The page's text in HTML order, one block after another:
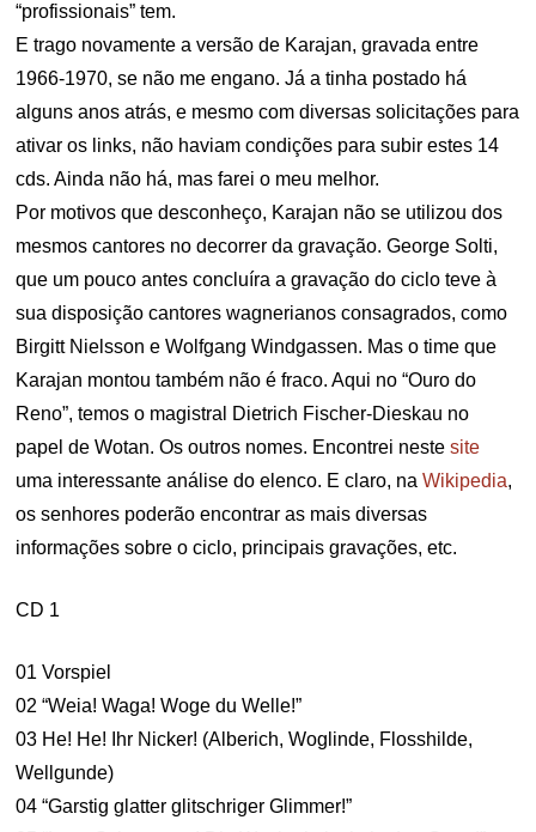
“profissionais” tem.
E trago novamente a versão de Karajan, gravada entre
1966-1970, se não me engano. Já a tinha postado há
alguns anos atrás, e mesmo com diversas solicitações para
ativar os links, não haviam condições para subir estes 14
cds. Ainda não há, mas farei o meu melhor.
Por motivos que desconheço, Karajan não se utilizou dos
mesmos cantores no decorrer da gravação. George Solti,
que um pouco antes concluíra a gravação do ciclo teve à
sua disposição cantores wagnerianos consagrados, como
Birgitt Nielsson e Wolfgang Windgassen. Mas o time que
Karajan montou também não é fraco. Aqui no “Ouro do
Reno”, temos o magistral Dietrich Fischer-Dieskau no
papel de Wotan. Os outros nomes. Encontrei nestesite
uma interessante análise do elenco. E claro, naWikipedia,
os senhores poderão encontrar as mais diversas
informações sobre o ciclo, principais gravações, etc.
CD 1
01 Vorspiel
02 “Weia! Waga! Woge du Welle!”
03 He! He! Ihr Nicker! (Alberich, Woglinde, Flosshilde,
Wellgunde)
04 “Garstig glatter glitschriger Glimmer!”